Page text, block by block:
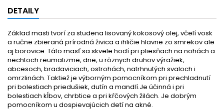
DETAILY
Základ masti tvorí za studena lisovaný kokosový olej, včelí vosk
a ručne zbieraná prírodná živica a ihličie hlavne zo smrekov ale
aj borovice. Táto masť sa skvele hodí pri pliesňach na nohách a
nechtoch reumatizme, dne, u rôznych druhov výražiek,
abcesoch, bradaviciach, ostrohách, natrhnutých svaloch i
omrzlinách. Taktiež je výborným pomocníkom pri prechladnutí
pri bolestiach priedušiek, dutín a mandlí.Je účinná i pri
bolestiach kĺbov, chrbtice a pri kŕčových žilách. Je dobrým
pomocníkom u dospievajúcich detí na akné.